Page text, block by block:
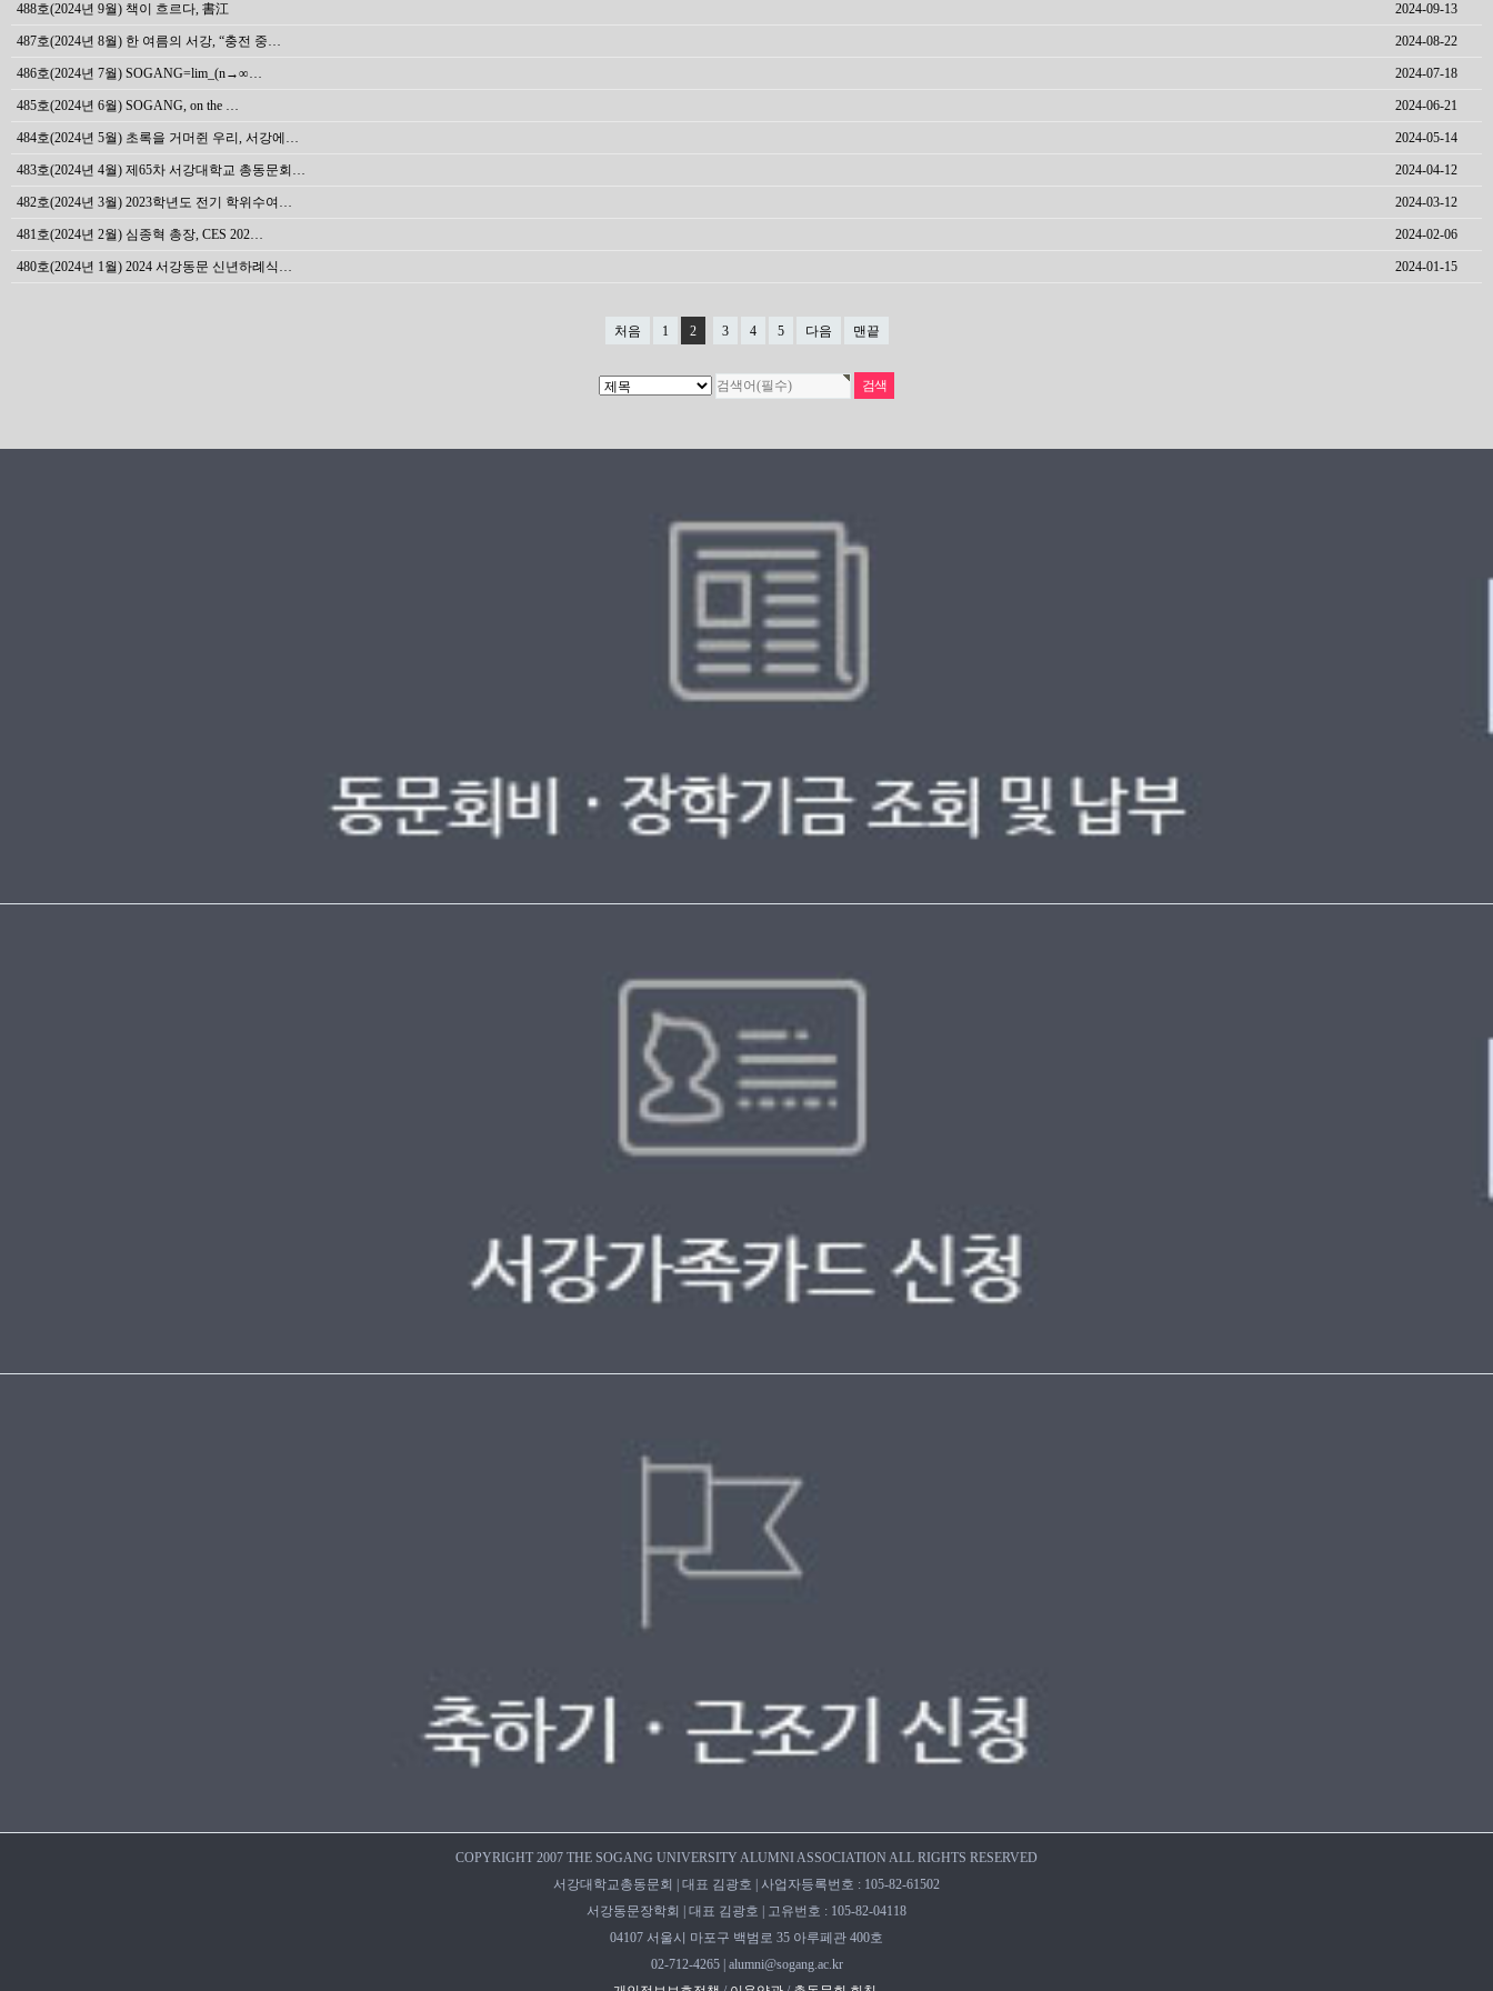
488호(2024년 9월) 책이 흐르다, 書江 2024-09-13
487호(2024년 8월) 한 여름의 서강, “충전 중… 2024-08-22
486호(2024년 7월) SOGANG=lim_(n→∞… 2024-07-18
485호(2024년 6월) SOGANG, on the … 2024-06-21
484호(2024년 5월) 초록을 거머쥔 우리, 서강에… 2024-05-14
483호(2024년 4월) 제65차 서강대학교 총동문회… 2024-04-12
482호(2024년 3월) 2023학년도 전기 학위수여… 2024-03-12
481호(2024년 2월) 심종혁 총장, CES 202… 2024-02-06
480호(2024년 1월) 2024 서강동문 신년하례식… 2024-01-15
처음 1 2 3 4 5 다음 맨끝
COPYRIGHT 2007 THE SOGANG UNIVERSITY ALUMNI ASSOCIATION ALL RIGHTS RESERVED
서강대학교총동문회 | 대표 김광호 | 사업자등록번호 : 105-82-61502
서강동문장학회 | 대표 김광호 | 고유번호 : 105-82-04118
04107 서울시 마포구 백범로 35 아루페관 400호
02-712-4265 | alumni@sogang.ac.kr